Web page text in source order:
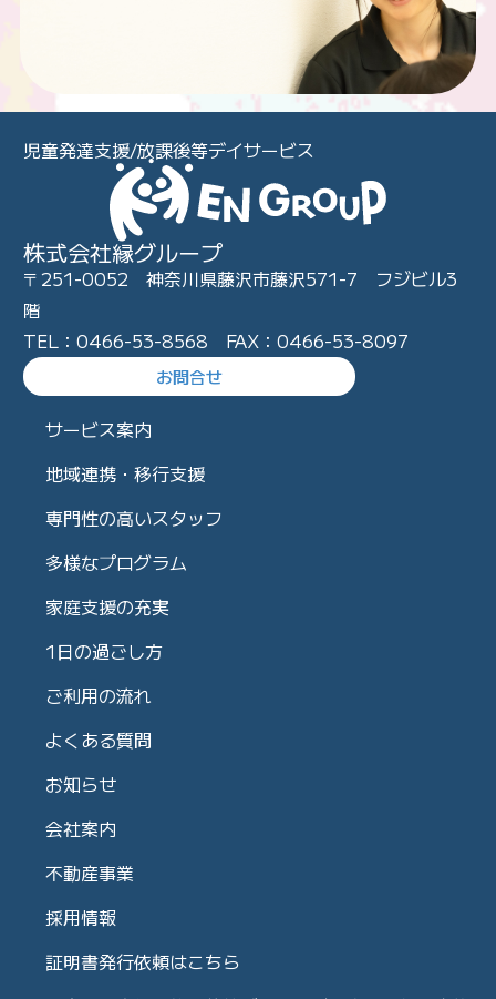
児童発達支援/放課後等デイサービス
株式会社縁グループ
〒251-0052 神奈川県藤沢市藤沢571-7 フジビル3
階
TEL：0466-53-8568 FAX：0466-53-8097
お問合せ
サービス案内
地域連携・移行支援
専門性の高いスタッフ
多様なプログラム
家庭支援の充実
1日の過ごし方
ご利用の流れ
よくある質問
お知らせ
会社案内
不動産事業
採用情報
証明書発行依頼はこちら